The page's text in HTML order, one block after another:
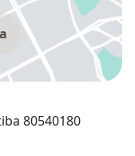
80540180